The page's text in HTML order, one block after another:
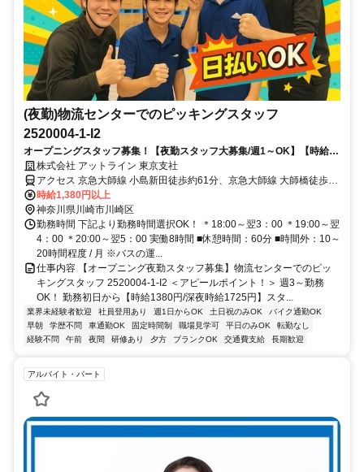
(夜勤)物流センターでのピッキングスタッフ
2520004-1-I2
オープニングスタッフ募集！【夜勤スタッフ大募集/週1～OK】【時給
1380円/深夜時給1725円】輸入食品の倉庫でコツコツ作業！
株式会社 アットライン 東京支社
アクセス 京急大師線 小島新田徒歩約61分、京急大師線 大師橋徒歩約
69分、京急大師線 東門前徒歩約71分 川崎駅よりバス【福岡運輸東京
支店前】下車 徒歩5分 ※車・バイク通勤応相談※バスの運行時間終了
後は川崎駅まで無料送迎あり
時給1,380円以上
神奈川県川崎市川崎区
勤務時間 下記より勤務時間選択OK！ ＊18:00～翌3：00 ＊19:00～翌
4：00 ＊20:00～翌5：00 実働8時間 ■休憩時間：60分 ■時間外：10～
20時間程度 / 月 ※バスの運...
仕事内容 【オープニング夜勤スタッフ募集】物流センターでのピッ
キングスタッフ 2520004-1-I2 ＜アピールポイント！＞ 週3～勤務
OK！ 勤務初日から【時給1380円/深夜時給1725円】スタ...
業界未経験者歓迎 社員登用あり 週1日からOK 土日祝のみOK
バイク通勤OK
早朝
学歴不問 車通勤OK 固定時間制 職場見学可 平日のみOK
転勤なし
経験不問
午前 夜間 研修あり 夕方 ブランクOK 交通費支給 長期歓迎
アルバイト・パート